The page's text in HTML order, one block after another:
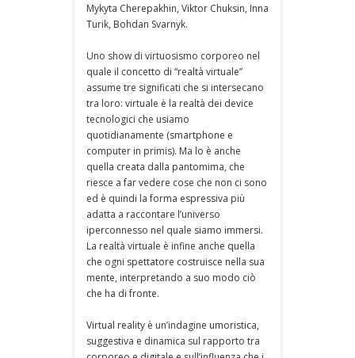
Mykyta Cherepakhin, Viktor Chuksin, Inna
Turik, Bohdan Svarnyk.
Uno show di virtuosismo corporeo nel
quale il concetto di “realtà virtuale”
assume tre significati che si intersecano
tra loro: virtuale è la realtà dei device
tecnologici che usiamo
quotidianamente (smartphone e
computer in primis). Ma lo è anche
quella creata dalla pantomima, che
riesce a far vedere cose che non ci sono
ed è quindi la forma espressiva più
adatta a raccontare l’universo
iperconnesso nel quale siamo immersi.
La realtà virtuale è infine anche quella
che ogni spettatore costruisce nella sua
mente, interpretando a suo modo ciò
che ha di fronte.
Virtual reality è un’indagine umoristica,
suggestiva e dinamica sul rapporto tra